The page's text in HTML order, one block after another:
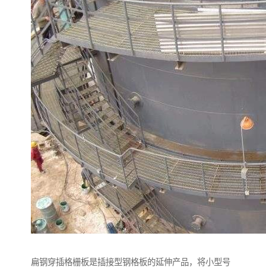
扁钢穿插格栅板是插接型钢格板的延伸产品，将小型号